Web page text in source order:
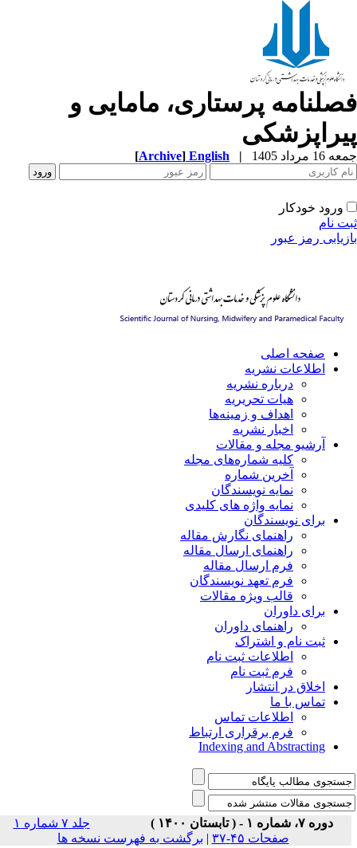
پرستاری، مامایی و
مرداد 1405 |
English
[Archive]
ورود خودکار
نام
رمز عبور
صفحه اصلی
اطلاعات نشریه
درباره نشریه
هیات تحریریه
اهداف و زمینه‌ها
اخبار نشریه
آرشیو مجله و مقالات
کلیه شماره‌های مجله
آخرین شماره
نمایه نویسندگان
نمایه واژه های کلیدی
برای نویسندگان
راهنمای نگارش مقاله
راهنمای ارسال مقاله
فرم ارسال مقاله
فرم تعهد نویسندگان
قالب ویژه مقالات
برای داوران
راهنمای داوران
ثبت نام و اشتراک
اطلاعات ثبت نام
فرم ثبت نام
اخلاق در انتشار
تماس با ما
اطلاعات تماس
فرم برقراری ارتباط
Indexing and Abstracting
دوره ۷، شماره ۱ - ( تابستان ۱۴۰۰ )
جلد ۷ شماره ۱
صفحات ۴۵-۳۷
|برگشت به فهرست نسخه ها